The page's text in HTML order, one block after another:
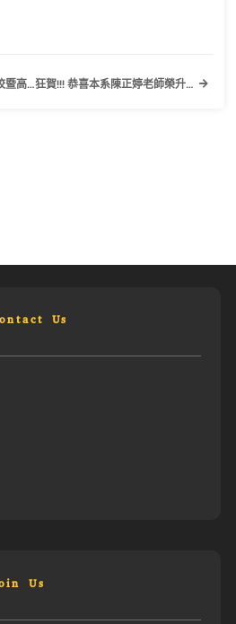
【2022 英雲盃全國技專院校暨高中職英文Podcast競賽】歡迎有需要的同學踴躍報名參加！ 狂賀!!! 恭喜本系陳正婷老師榮升副教授
Us
Us